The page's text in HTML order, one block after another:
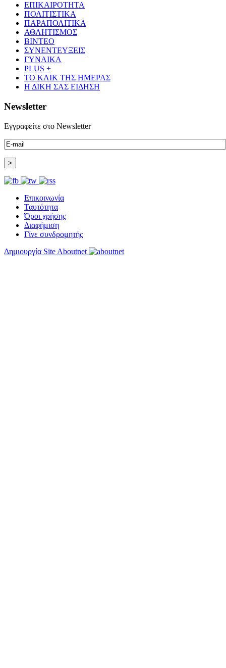
ΕΠΙΚΑΙΡΟΤΗΤΑ
ΠΟΛΙΤΙΣΤΙΚΑ
ΠΑΡΑΠΟΛΙΤΙΚΑ
ΑΘΛΗΤΙΣΜΟΣ
ΒΙΝΤΕΟ
ΣΥΝΕΝΤΕΥΞΕΙΣ
ΓΥΝΑΙΚΑ
PLUS +
ΤΟ ΚΛΙΚ ΤΗΣ ΗΜΕΡΑΣ
Η ΔΙΚΗ ΣΑΣ ΕΙΔΗΣΗ
Newsletter
Εγγραφείτε στο Newsletter
Επικοινωνία
Ταυτότητα
Όροι χρήσης
Διαφήμιση
Γίνε συνδρομητής
Δημιουργία Site Aboutnet